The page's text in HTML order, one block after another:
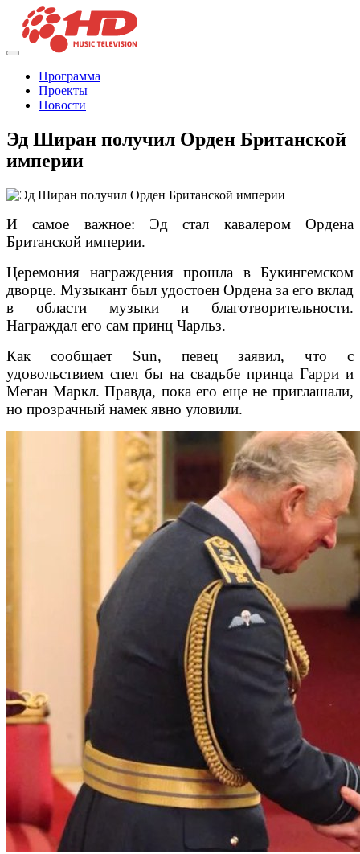
Программа
Проекты
Новости
Эд Ширан получил Орден Британской
империи
И самое важное: Эд стал кавалером Ордена
Британской империи.
Церемония награждения прошла в Букингемском
дворце. Музыкант был удостоен Ордена за его вклад
в области музыки и благотворительности.
Награждал его сам принц Чарльз.
Как сообщает Sun, певец заявил, что с
удовольствием спел бы на свадьбе принца Гарри и
Меган Маркл. Правда, пока его еще не приглашали,
но прозрачный намек явно уловили.